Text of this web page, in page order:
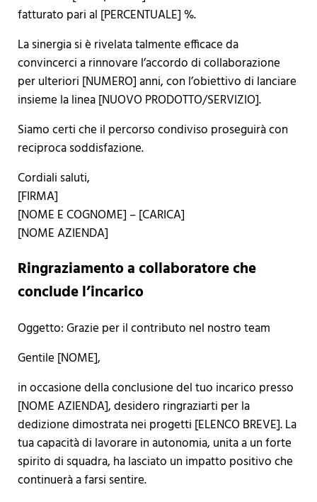
fatturato pari al [PERCENTUALE] %.
La sinergia si è rivelata talmente efficace da
convincerci a rinnovare l’accordo di collaborazione
per ulteriori [NUMERO] anni, con l’obiettivo di lanciare
insieme la linea [NUOVO PRODOTTO/SERVIZIO].
Siamo certi che il percorso condiviso proseguirà con
reciproca soddisfazione.
Cordiali saluti,
[FIRMA]
[NOME E COGNOME] – [CARICA]
[NOME AZIENDA]
Ringraziamento a collaboratore che
conclude l’incarico
Oggetto: Grazie per il contributo nel nostro team
Gentile [NOME],
in occasione della conclusione del tuo incarico presso
[NOME AZIENDA], desidero ringraziarti per la
dedizione dimostrata nei progetti [ELENCO BREVE]. La
tua capacità di lavorare in autonomia, unita a un forte
spirito di squadra, ha lasciato un impatto positivo che
continuerà a farsi sentire.